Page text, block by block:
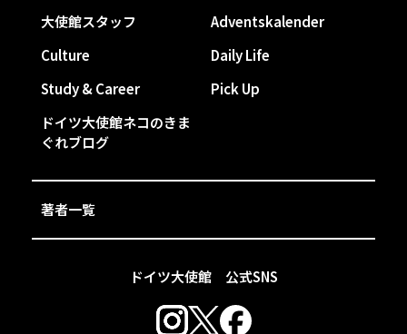
ドイツ大使館 公式SNS
大使館スタッフ
Adventskalender
Culture
Daily Life
Study & Career
Pick Up
ドイツ大使館ネコのきま
ぐれブログ
著者一覧